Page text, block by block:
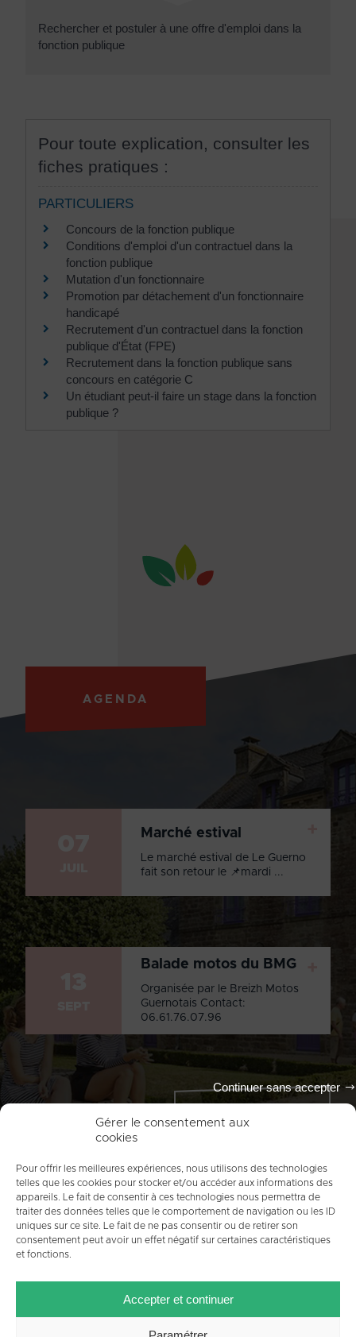
Gérer le consentement aux
cookies
Pour offrir les meilleures expériences, nous utilisons des technologies
telles que les cookies pour stocker et/ou accéder aux informations des
appareils. Le fait de consentir à ces technologies nous permettra de
traiter des données telles que le comportement de navigation ou les ID
uniques sur ce site. Le fait de ne pas consentir ou de retirer son
consentement peut avoir un effet négatif sur certaines caractéristiques
et fonctions.
Accepter et continuer
Continuer sans accepter
Rechercher et postuler à une offre d'emploi dans la
fonction publique
Pour toute explication, consulter les
fiches pratiques :
PARTICULIERS
Concours de la fonction publique
Conditions d'emploi d'un contractuel dans la
fonction publique
Mutation d'un fonctionnaire
Promotion par détachement d'un fonctionnaire
handicapé
Recrutement d'un contractuel dans la fonction
publique d'État (FPE)
Recrutement dans la fonction publique sans
concours en catégorie C
Un étudiant peut-il faire un stage dans la fonction
publique ?
AGENDA
Marché estival
Le marché estival de Le Guerno
fait son retour le 📌mardi ...
Balade motos du BMG
Organisée par le Breizh Motos
Guernotais Contact:
06.61.76.07.96
PLAN DU SITE
MENTIONS LÉGALES
CRÉDITS POLITIQUE DE COOKIES (UE)